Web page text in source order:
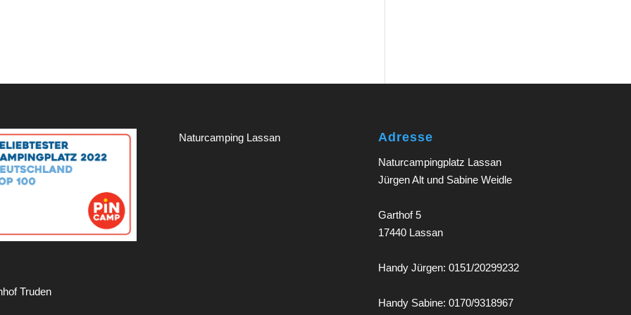
Truden
Naturcamping Lassan Adresse
Naturcampingplatz Lassan
Jürgen Alt und Sabine Weidle
Garthof 5
17440 Lassan
Handy Jürgen: 0151/20299232
Handy Sabine: 0170/9318967